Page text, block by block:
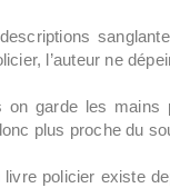
l’auteur ne
on garde les mains
plus proche du
policier existe